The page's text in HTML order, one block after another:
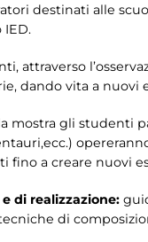
destinati alle
attraverso
dando vita a nuovi
mostra gli studenti
fino a creare nuovi
di realizzazione:
di